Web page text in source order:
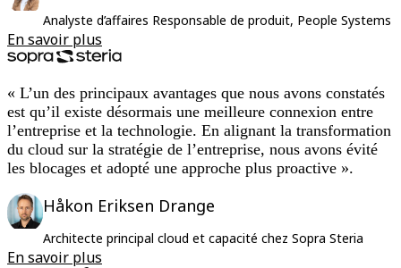
« L’un des principaux avantages que nous avons constatés
est qu’il existe désormais une meilleure connexion entre
l’entreprise et la technologie. En alignant la transformation
du cloud sur la stratégie de l’entreprise, nous avons évité
les blocages et adopté une approche plus proactive ».
Håkon Eriksen Drange
Architecte principal cloud et capacité chez Sopra Steria
En savoir plus
Analyste d’affaires Responsable de produit, People Systems
En savoir plus